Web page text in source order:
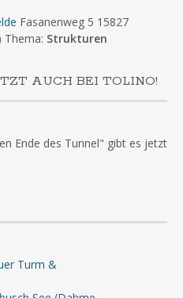
Fasanenweg 5 15827
Thema: Strukturen
AUCH BEI TOLINO!
Ende des Tunnel" gibt es jetzt
Turm &